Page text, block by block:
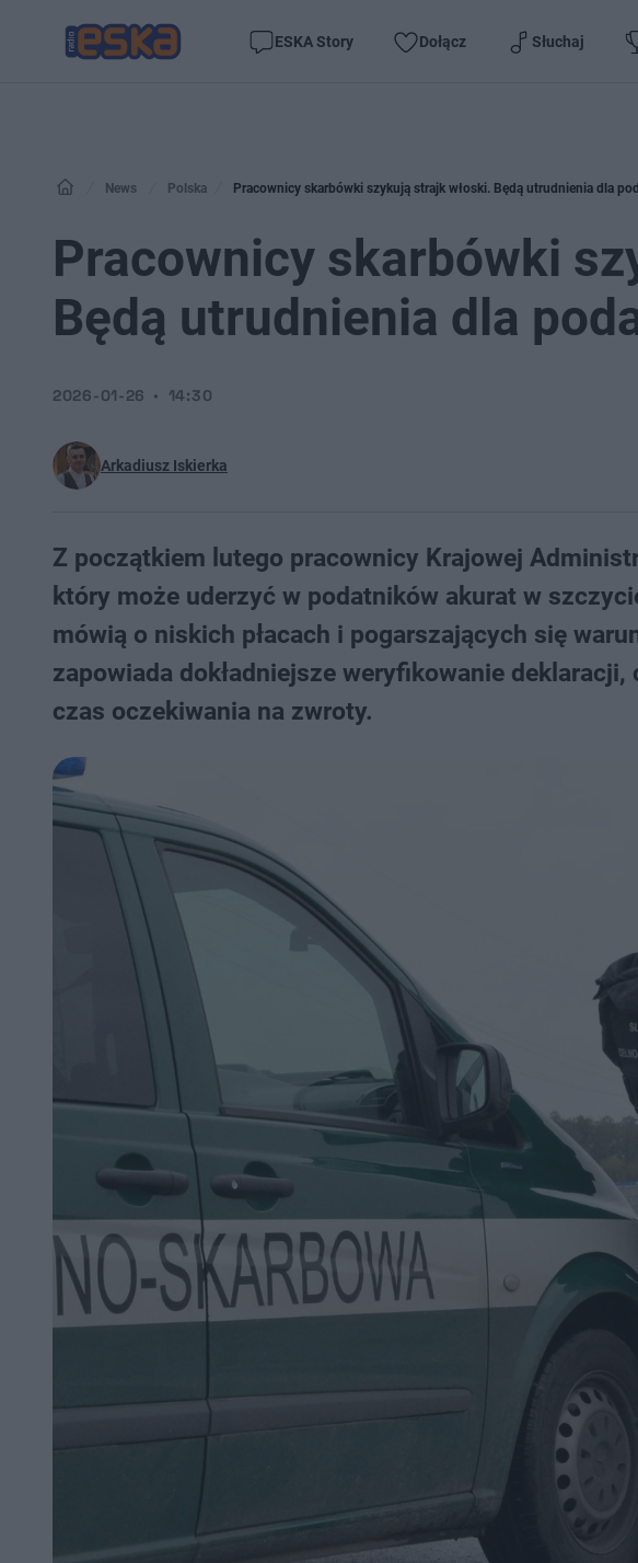
ESKA Story Dołącz Słuchaj
News Polska Pracownicy skarbówki szykują strajk włoski. Będą utrudnienia dla
Pracownicy skarbówki
Będą utrudnienia dla
Arkadiusz Iskierka
2026-01-26 14:30
Z początkiem lutego pracownicy Krajowej
który może uderzyć w podatników akurat w
mówią o niskich płacach i pogarszających się
zapowiada dokładniejsze weryfikowanie
czas oczekiwania na zwroty.